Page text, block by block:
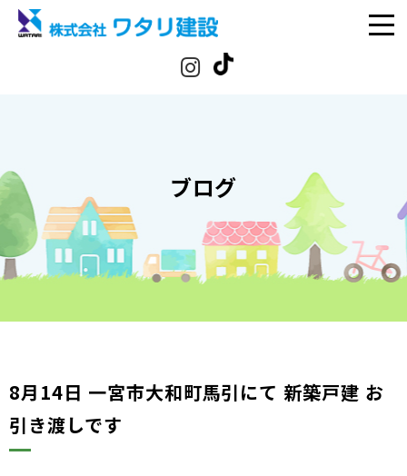
ブログ
8月14日 一宮市大和町馬引にて 新築戸建 お
引き渡しです